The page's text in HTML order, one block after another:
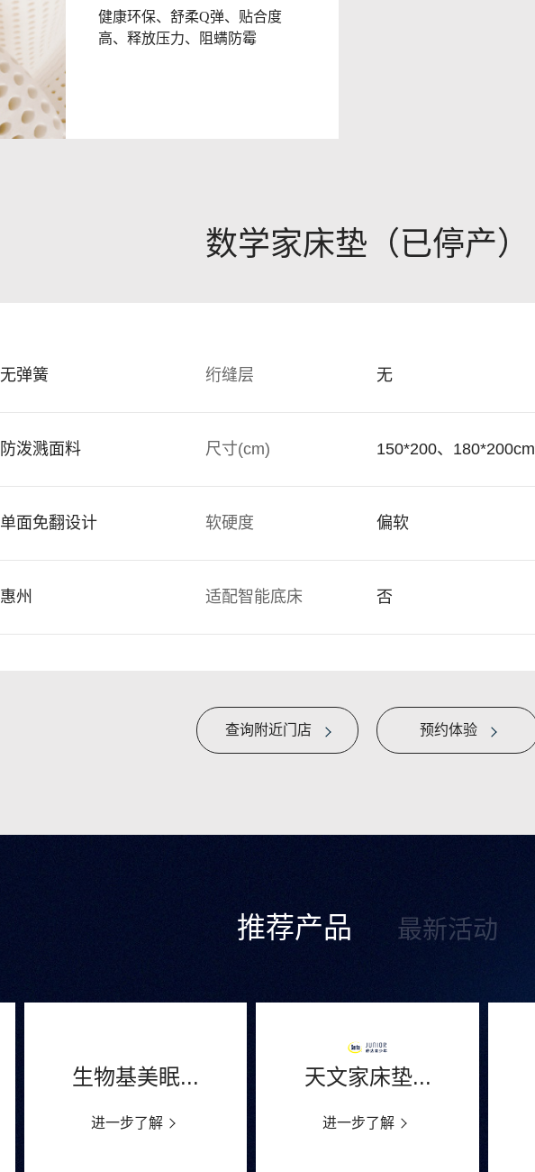
健康环保、舒柔Q弹、贴合度
高、释放压力、阻螨防霉
数学家床垫（已停产）
无弹簧 绗缝层 无
防泼溅面料 尺寸(cm) 150*200、180*200cm
单面免翻设计 软硬度 偏软
惠州 适配智能底床 否
查询附近门店 预约体验
推荐产品 最新活动
生物基美眠...
进一步了解
天文家床垫...
进一步了解